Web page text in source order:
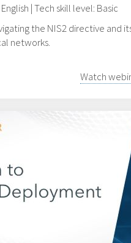
| Tech skill level: Basic
the NIS2 directive and
networks.
Watch